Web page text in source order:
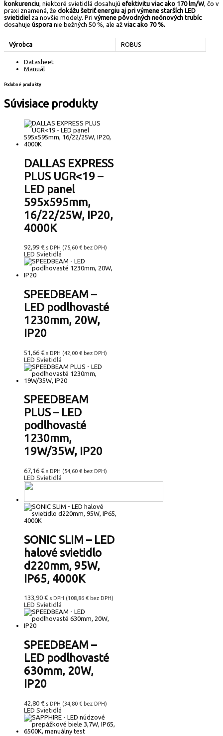
konkurenciu , niektoré svietidlá dosahujú efektivitu viac ako 170 lm/W, čo v
praxi znamená, že dokážu šetriť energiu aj pri výmene starších LED
svietidiel za novšie modely. Pri výmene pôvodných neónových trubíc
dosahuje úspora nie bežných 50 %, ale až viac ako 70 %.
Výrobca ROBUS
Datasheet
Manuál
Podobné produkty
Súvisiace produkty
DALLAS EXPRESS
PLUS UGR<19 –
LED panel
595x595mm,
16/22/25W, IP20,
4000K
92,99 € s DPH (75,60 € bez DPH)
LED Svietidlá
SPEEDBEAM –
LED podlhovasté
1230mm, 20W,
IP20
51,66 € s DPH (42,00 € bez DPH)
LED Svietidlá
SPEEDBEAM
PLUS – LED
podlhovasté
1230mm,
19W/35W, IP20
67,16 € s DPH (54,60 € bez DPH)
LED Svietidlá
SONIC SLIM – LED
halové svietidlo
d220mm, 95W,
IP65, 4000K
133,90 € s DPH (108,86 € bez DPH)
LED Svietidlá
SPEEDBEAM –
LED podlhovasté
630mm, 20W,
IP20
42,80 € s DPH (34,80 € bez DPH)
LED Svietidlá